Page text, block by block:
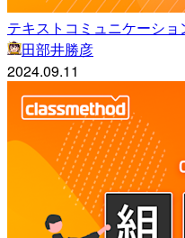
テキストコミュニケーシ
田部井勝彦
2024.09.11